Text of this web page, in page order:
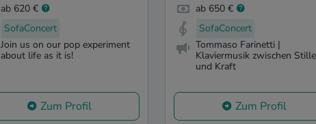
ab 620 €
SofaConcert
Join us on our pop experiment
about life as it is!
Zum Profil
ab 650 €
SofaConcert
Tommaso Farinetti |
Klaviermusik zwischen Stille
und Kraft
Zum Profil